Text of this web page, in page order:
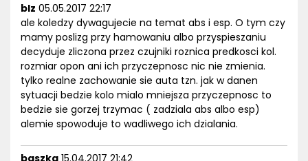
blz 05.05.2017 22:17
ale koledzy dywagujecie na temat abs i esp. O tym czy
mamy poslizg przy hamowaniu albo przyspieszaniu
decyduje zliczona przez czujniki roznica predkosci kol.
rozmiar opon ani ich przyczepnosc nic nie zmienia.
tylko realne zachowanie sie auta tzn. jak w danen
sytuacji bedzie kolo mialo mniejsza przyczepnosc to
bedzie sie gorzej trzymac ( zadziala abs albo esp)
alemie spowoduje to wadliwego ich dzialania.
baszka 15.04.2017 21:42